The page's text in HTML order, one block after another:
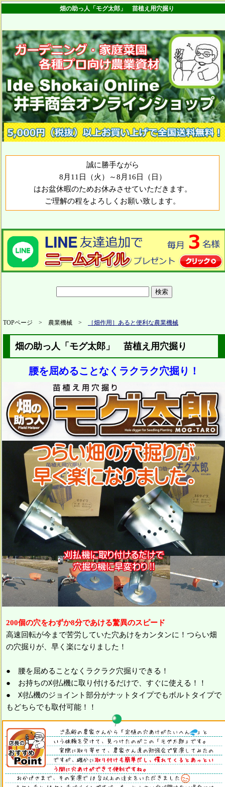
畑の助っ人「モグ太郎」 苗植え用穴掘り
誠に勝手ながら
8月11日（火）～8月16日（日）
はお盆休暇のためお休みさせていただきます。
ご理解の程をよろしくお願い致します。
TOPページ > 農業機械 > ［畑作用］あると便利な農業機械
畑の助っ人「モグ太郎」 苗植え用穴掘り
腰を屈めることなくラクラク穴掘り！
200個の穴をわずか8分であける驚異のスピード
高速回転が今まで苦労していた穴あけをカンタンに！つらい畑
の穴掘りが、早く楽になりました！
● 腰を屈めることなくラクラク穴掘りできる！
● お持ちの刈払機に取り付けるだけで、すぐに使える！！
● 刈払機のジョイント部分がナットタイプでもボルトタイプで
もどちらでも取付可能！！